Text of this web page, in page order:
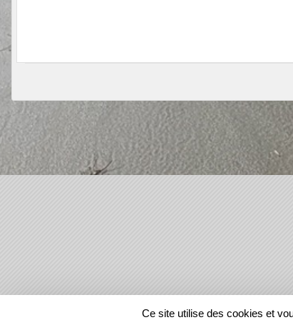
REGIONS
Ce site utilise des cookies et